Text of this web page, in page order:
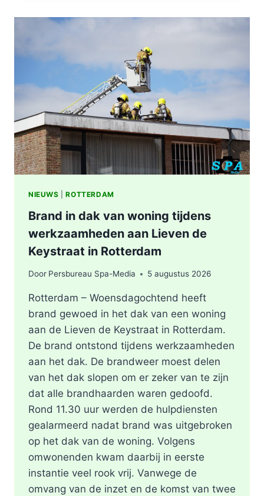
WONING
SENIORENFLAT
WATERTORENWEG
IN
ROTTERDAM
NIEUWS |ROTTERDAM
Brand in dak van woning tijdens
werkzaamheden aan Lieven de
Keystraat in Rotterdam
Door Persbureau Spa-Media 5 augustus 2026
Rotterdam – Woensdagochtend heeft
brand gewoed in het dak van een woning
aan de Lieven de Keystraat in Rotterdam.
De brand ontstond tijdens werkzaamheden
aan het dak. De brandweer moest delen
van het dak slopen om er zeker van te zijn
dat alle brandhaarden waren gedoofd.
Rond 11.30 uur werden de hulpdiensten
gealarmeerd nadat brand was uitgebroken
op het dak van de woning. Volgens
omwonenden kwam daarbij in eerste
instantie veel rook vrij. Vanwege de
omvang van de inzet en de komst van twee